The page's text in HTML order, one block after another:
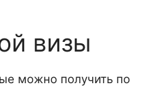
визы
можно получить по